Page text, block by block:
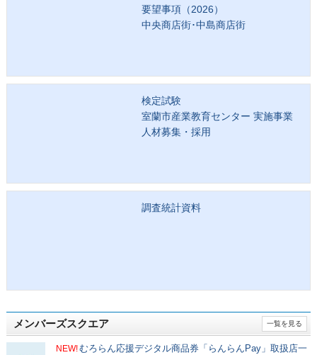
要望事項（2026）
中央商店街･中島商店街
検定試験
室蘭市産業教育センター 実施事業
人材募集・採用
調査統計資料
メンバーズスクエア 一覧を見る
NEW!むろらん応援デジタル商品券「らんらんPay」取扱店一